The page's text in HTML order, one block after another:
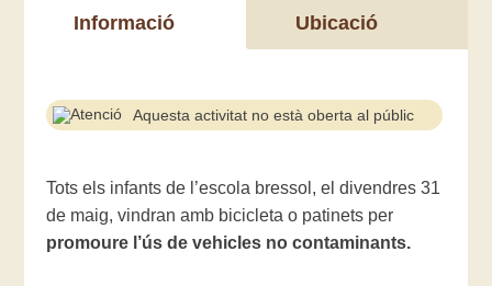
Informació Ubicació
Aquesta activitat no està oberta al públic
Tots els infants de l’escola bressol, el divendres 31
de maig, vindran amb bicicleta o patinets per
promoure l’ús de vehicles no contaminants.